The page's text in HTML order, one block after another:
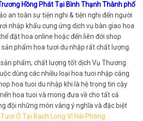
Hồng Phát Tại Bình Thạnh Thành phố
an toàn sự tiện nghi & tiện nghi đến người
nhập khẩu cung ứng dịch vụ bàn giao hoa
đặt hoa online hoặc đến liên đới shop
phẩm hoa tươi du nhập rất chất lượng.
phẩm, chất lượng tốt dịch Vụ Thương
dùng các nhiều loại hoa tuoi nhập cảng
hoa tuoi du nhập khi là hệ trọng tin cậy
hoa tuoi và mong đưa về cho tất cả
đội những món vàng ý nghĩa và đặc biệt
Ở Tại Bạch Long Vĩ Hải Phòng